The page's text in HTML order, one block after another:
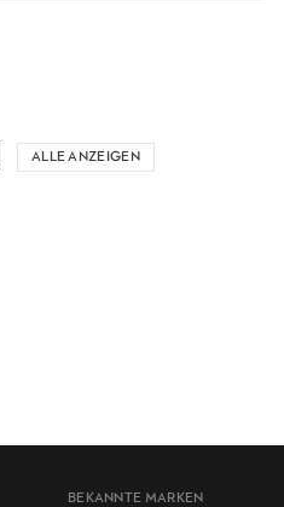
ALLE ANZEIGEN
BEKANNTE MARKEN